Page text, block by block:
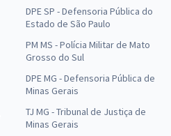
DPE SP - Defensoria Pública do
Estado de São Paulo
PM MS - Polícia Militar de Mato
Grosso do Sul
DPE MG - Defensoria Pública de
Minas Gerais
TJ MG - Tribunal de Justiça de
Minas Gerais